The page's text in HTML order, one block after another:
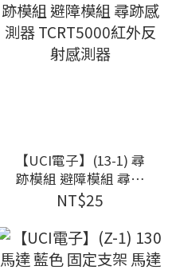
【UCI電子】(13-1) 尋
跡模組 避障模組 尋跡
感測器 TCRT5000紅外
NT$25